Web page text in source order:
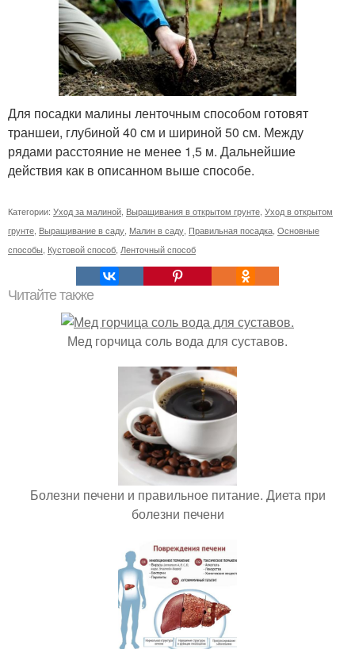
Для посадки малины ленточным способом готовят
траншеи, глубиной 40 см и шириной 50 см. Между
рядами расстояние не менее 1,5 м. Дальнейшие
действия как в описанном выше способе.
Категории: Уход за малиной Выращивания в открытом грунте Уход в открытом
грунте Выращивание в саду Малин в саду Правильная посадка Основные
способы Кустовой способ Ленточный способ
Читайте также
Мед горчица соль вода для суставов.
Болезни печени и правильное питание. Диета при
болезни печени